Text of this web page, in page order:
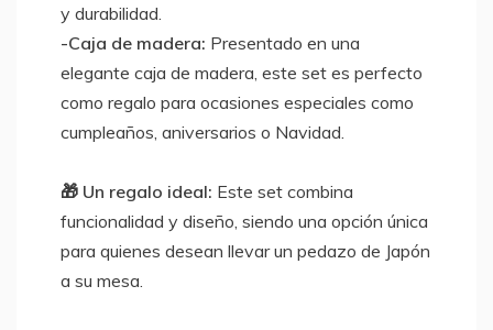
y durabilidad.
-Caja de madera: Presentado en una
elegante caja de madera, este set es perfecto
como regalo para ocasiones especiales como
cumpleaños, aniversarios o Navidad.
🎁 Un regalo ideal: Este set combina
funcionalidad y diseño, siendo una opción única
para quienes desean llevar un pedazo de Japón
a su mesa.